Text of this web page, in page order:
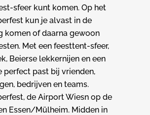
sfeer kunt komen. Op het
kun je alvast in de
komen of daarna gewoon
Met een feesttent-sfeer,
Beierse lekkernijen en een
perfect past bij vrienden,
bedrijven en teams.
de Airport Wiesn op de
Essen/Mülheim. Midden in